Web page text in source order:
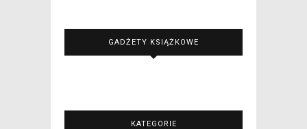
GADŻETY KSIĄŻKOWE
KATEGORIE